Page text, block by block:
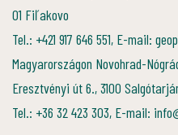
01 Fiľakovo
Tel.: +421 917 646 551, E-mail:
Magyarországon Novohrad-
Eresztvényi út 6., 3100
Tel.: +36 32 423 303, E-mail: